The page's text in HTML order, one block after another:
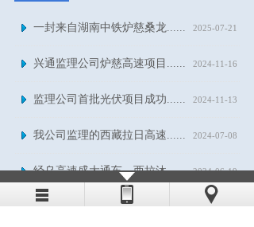
一封来自湖南中铁炉慈桑龙...... 2025-07-21
兴通监理公司炉慈高速项目...... 2024-11-16
监理公司首批光伏项目成功...... 2024-11-13
我公司监理的西藏拉日高速...... 2024-07-08
经乌高速盛大通车，西拉沐...... 2024-06-19